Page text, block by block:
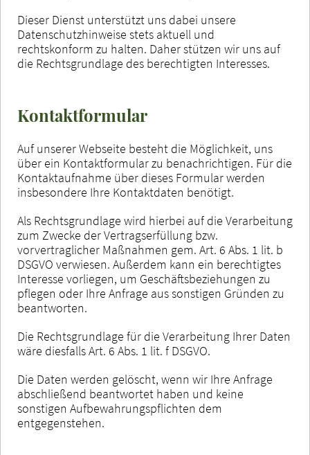
Dieser Dienst unterstützt uns dabei unsere
Datenschutzhinweise stets aktuell und
rechtskonform zu halten. Daher stützen wir uns auf
die Rechtsgrundlage des berechtigten Interesses.
Kontaktformular
Auf unserer Webseite besteht die Möglichkeit, uns
über ein Kontaktformular zu benachrichtigen. Für die
Kontaktaufnahme über dieses Formular werden
insbesondere Ihre Kontaktdaten benötigt.
Als Rechtsgrundlage wird hierbei auf die Verarbeitung
zum Zwecke der Vertragserfüllung bzw.
vorvertraglicher Maßnahmen gem. Art. 6 Abs. 1 lit. b
DSGVO verwiesen. Außerdem kann ein berechtigtes
Interesse vorliegen, um Geschäftsbeziehungen zu
pflegen oder Ihre Anfrage aus sonstigen Gründen zu
beantworten.
Die Rechtsgrundlage für die Verarbeitung Ihrer Daten
wäre diesfalls Art. 6 Abs. 1 lit. f DSGVO.
Die Daten werden gelöscht, wenn wir Ihre Anfrage
abschließend beantwortet haben und keine
sonstigen Aufbewahrungspflichten dem
entgegenstehen.